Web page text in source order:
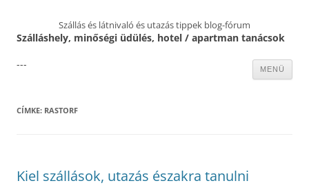
Szállás és látnivaló és utazás tippek blog-fórum
Szálláshely, minőségi üdülés, hotel / apartman tanácsok
MENÜ
---
CÍMKE: RASTORF
Kiel szállások, utazás északra tanulni